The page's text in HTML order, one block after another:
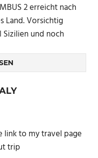
2 erreicht nach
Land. Vorsichtig
Sizilien und noch
to my travel page
trip